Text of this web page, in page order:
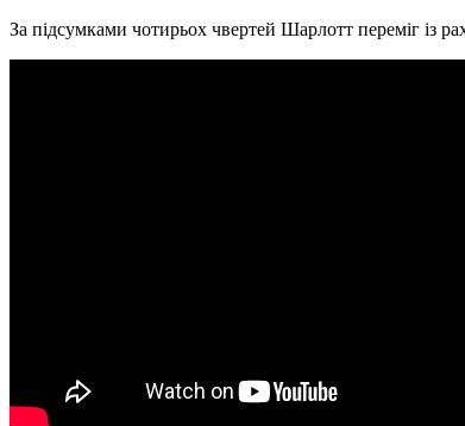
За підсумками чотирьох чвертей Шарлотт переміг із